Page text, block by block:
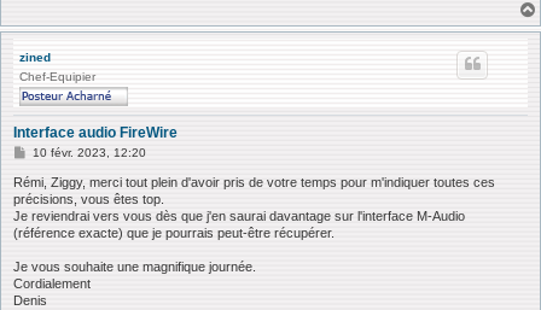
zined
Chef-Equipier
Interface audio FireWire
M
s
s
g
e
10 févr. 2023, 12:20
Rémi, Ziggy, merci tout plein d'avoir pris de votre temps pour m'indiquer toutes ces
précisions, vous êtes top.
Je reviendrai vers vous dès que j'en saurai davantage sur l'interface M-Audio
(référence exacte) que je pourrais peut-être récupérer.
Je vous souhaite une magnifique journée.
Cordialement
Denis